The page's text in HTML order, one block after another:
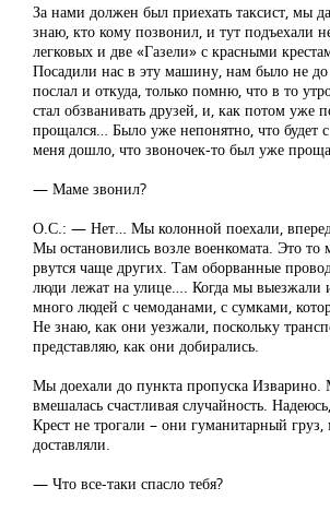
За нами должен был приехать таксист, мы
знаю, кто кому позвонил, и тут подъехали
легковых и две «Газели» с красными
Посадили нас в эту машину, нам было не до
послал и откуда, только помню, что в то
стал обзванивать друзей, и, как потом уже
прощался… Было уже непонятно, что будет
меня дошло, что звоночек-то был уже
— Маме звонил?
О.С.: — Нет… Мы колонной поехали,
Мы остановились возле военкомата. Это то
рвутся чаще других. Там оборванные
люди лежат на улице…. Когда мы выезжали
много людей с чемоданами, с сумками,
Не знаю, как они уезжали, поскольку
представляю, как они добирались.
Мы доехали до пункта пропуска Изварино.
вмешалась счастливая случайность.
Крест не трогали – они гуманитарный
доставляли.
— Что все-таки спасло тебя?